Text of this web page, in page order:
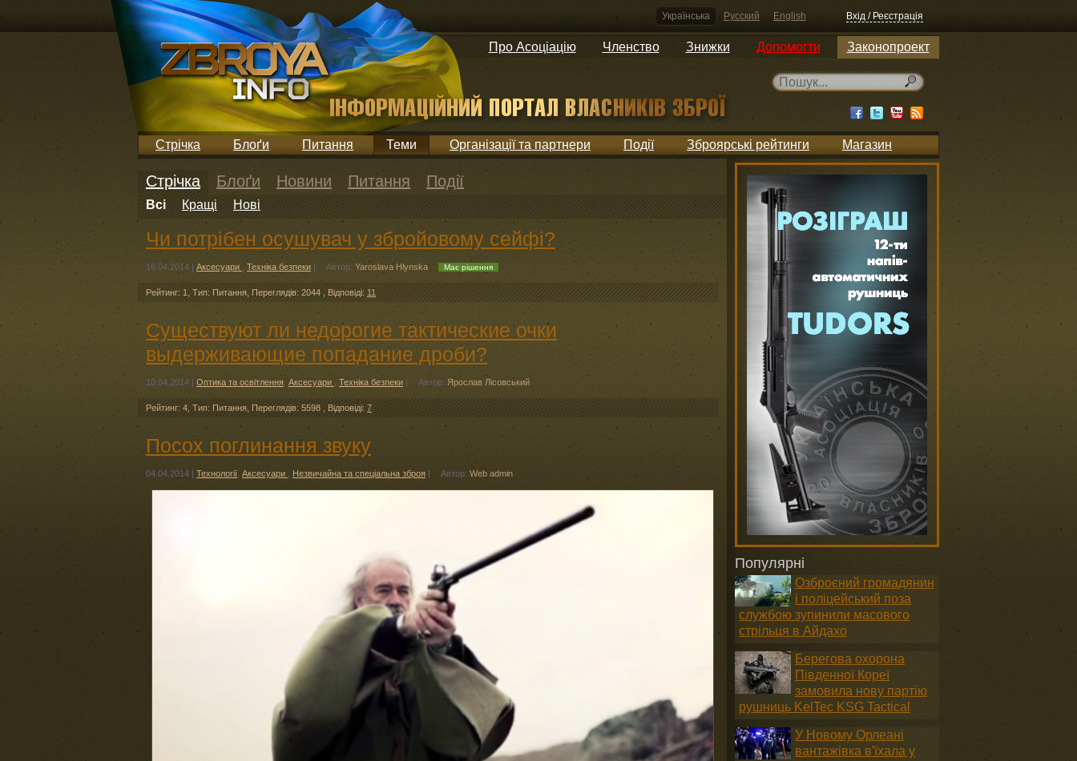
Українська Русский English Вхід / Реєстрація
Про Асоціацію Членство Знижки Допомогти Законопроект
Стрічка Блоґи Питання Теми Організації та партнери Події Зброярські рейтинги Магазин
Стрічка Блоґи Новини Питання Події
Всі Кращі Нові
Чи потрібен осушувач у збройовому сейфі?
16.04.2014 | Аксесуари Техніка безпеки | Автор: Yaroslava Hlynska Має рішення
Рейтинг: 1 Тип: Питання Переглядів: 2044 Відповіді: 11
Существуют ли недорогие тактические очки
выдерживающие попадание дроби?
10.04.2014 | Оптика та освітлення, Аксесуари Техніка безпеки | Автор: Ярослав Лісовський
Рейтинг: 4 Тип: Питання Переглядів: 5598 Відповіді: 7
Посох поглинання звуку
04.04.2014 | Технології Аксесуари Незвичайна та спеціальна зброя | Автор: Web admin
Популярні
Озброєний громадянин
і поліцейський поза
службою зупинили масового
стрільця в Айдахо
Берегова охорона
Південної Кореї
замовила нову партію
рушниць KelTec KSG Tactical
У Новому Орлеані
вантажівка в'їхала у